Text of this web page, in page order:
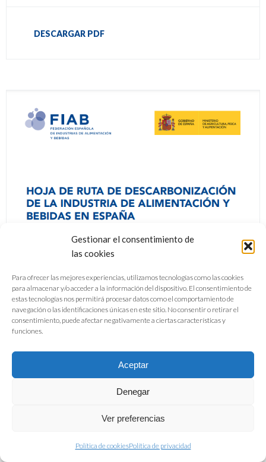
Gestionar el consentimiento de
las cookies
Para ofrecer las mejores experiencias, utilizamos tecnologías como las cookies
para almacenar y/o acceder a la información del dispositivo. El consentimiento de
estas tecnologías nos permitirá procesar datos como el comportamiento de
navegación o las identificaciones únicas en este sitio. No consentir o retirar el
consentimiento, puede afectar negativamente a ciertas características y
funciones.
Aceptar
Denegar
Ver preferencias
Política de cookiesPolítica de privacidad
DESCARGAR PDF